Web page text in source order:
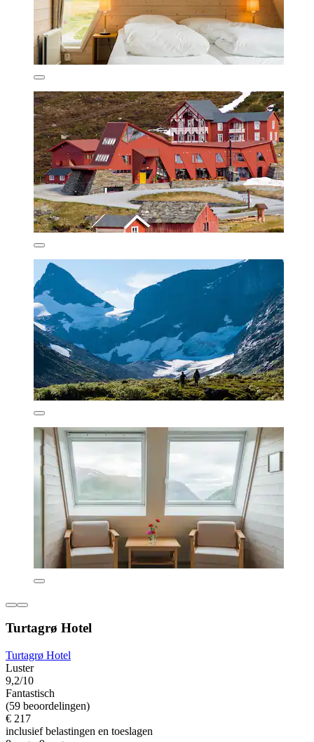
Turtagrø Hotel
Turtagrø Hotel
Luster
9,2/10
Fantastisch
(59 beoordelingen)
€ 217
inclusief belastingen en toeslagen